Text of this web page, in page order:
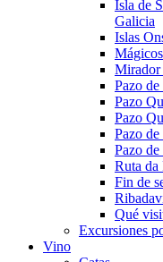
Isla de
Galicia
Islas
Mirador
Pazo de
Pazo
Pazo
Pazo
Pazo
Ruta da
Fin de
Qué
Excursiones
Vino